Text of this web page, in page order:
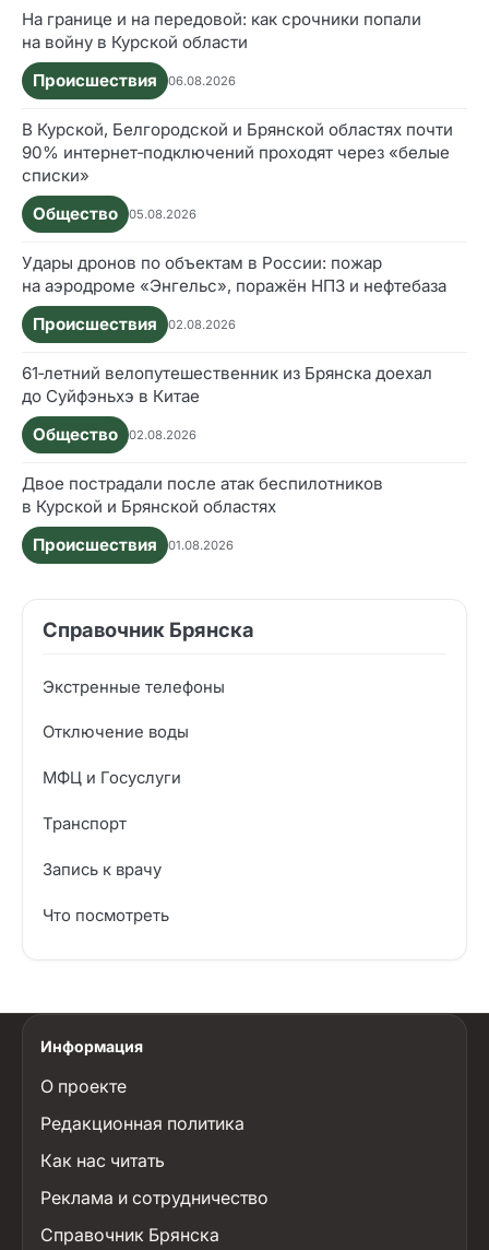
На границе и на передовой: как срочники попали
на войну в Курской области
Происшествия
06.08.2026
В Курской, Белгородской и Брянской областях почти
90% интернет‑подключений проходят через «белые
списки»
Общество
05.08.2026
Удары дронов по объектам в России: пожар
на аэродроме «Энгельс», поражён НПЗ и нефтебаза
Происшествия
02.08.2026
61‑летний велопутешественник из Брянска доехал
до Суйфэньхэ в Китае
Общество
02.08.2026
Двое пострадали после атак беспилотников
в Курской и Брянской областях
Происшествия
01.08.2026
Справочник Брянска
Экстренные телефоны
Отключение воды
МФЦ и Госуслуги
Транспорт
Запись к врачу
Что посмотреть
Информация
О проекте
Редакционная политика
Как нас читать
Реклама и сотрудничество
Справочник Брянска